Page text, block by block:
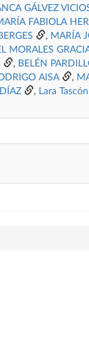
GÁLVEZ
FABIOLA
, MARÍA
MORALES
, BELÉN
AISA ,
, Lara